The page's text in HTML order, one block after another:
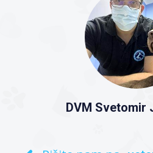
DVM Svetomir